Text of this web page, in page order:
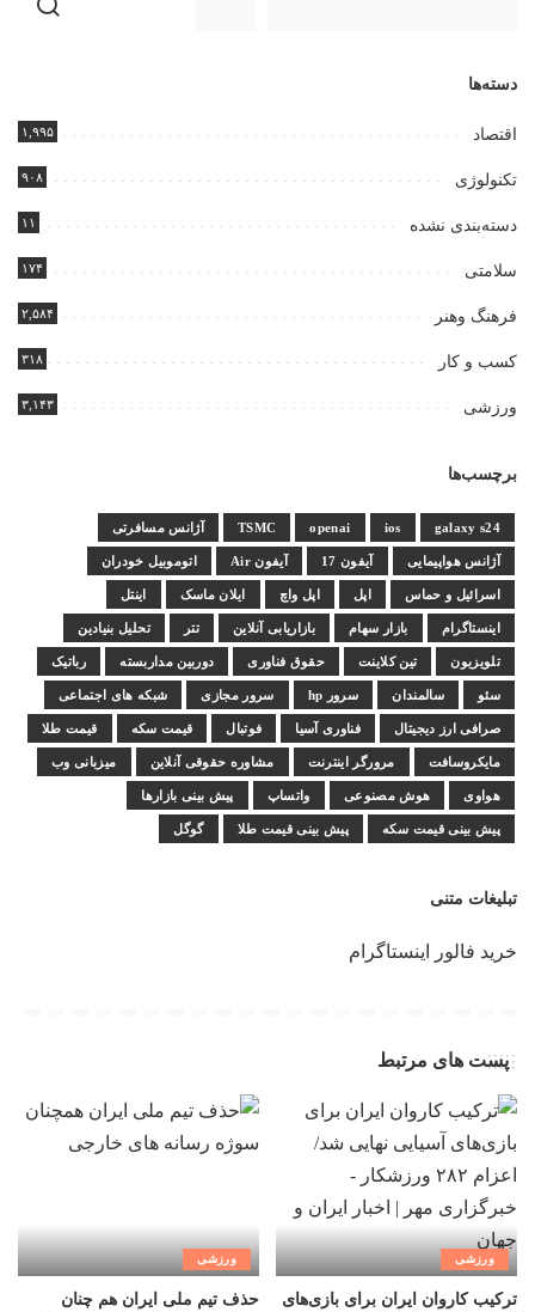
دسته‌ها
اقتصاد ۱,۹۹۵
تکنولوژی ۹۰۸
دسته‌بندی نشده ۱۱
سلامتی ۱۷۴
فرهنگ وهنر ۲,۵۸۴
کسب و کار ۳۱۸
ورزشی ۳,۱۴۳
برچسب‌ها
galaxy s24
ios
openai
TSMC آژانس مسافرتی
آژانس هواپیمایی آیفون 17 آیفون Air اتوموبیل خودران
اسرائیل و حماس اپل اپل واچ ایلان ماسک اینتل
اینستاگرام بازار سهام بازاریابی آنلاین تتر تحلیل بنیادین
تلویزیون تین کلاینت حقوق فناوری دوربین مداربسته رباتیک
سئو سالمندان سرور hp سرور مجازی شبکه های اجتماعی
صرافی ارز دیجیتال فناوری آسیا فوتبال قیمت سکه قیمت طلا
مایکروسافت مرورگر اینترنت مشاوره حقوقی آنلاین میزبانی وب
هواوی هوش مصنوعی واتساپ پیش بینی بازارها
پیش بینی قیمت سکه پیش بینی قیمت طلا گوگل
تبلیغات متنی
خرید فالور اینستاگرام
پست های مرتبط
ورزشی
ترکیب کاروان ایران برای بازی‌های
ورزشی
حذف تیم ملی ایران هم چنان